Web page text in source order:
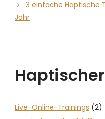
3 einfache Haptische
Jahr
Live-Online-Trainings (2)